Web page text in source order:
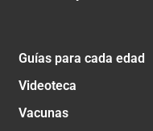
Guías para cada edad
Videoteca
Vacunas